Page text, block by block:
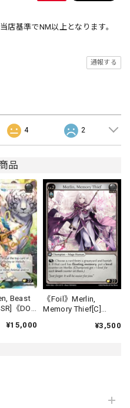
店基準でNM以上となります。
通報する
4 2
品
Beast
《DOA
¥15,000
《Foil》Merlin,
Memory Thief[C]
¥3,500